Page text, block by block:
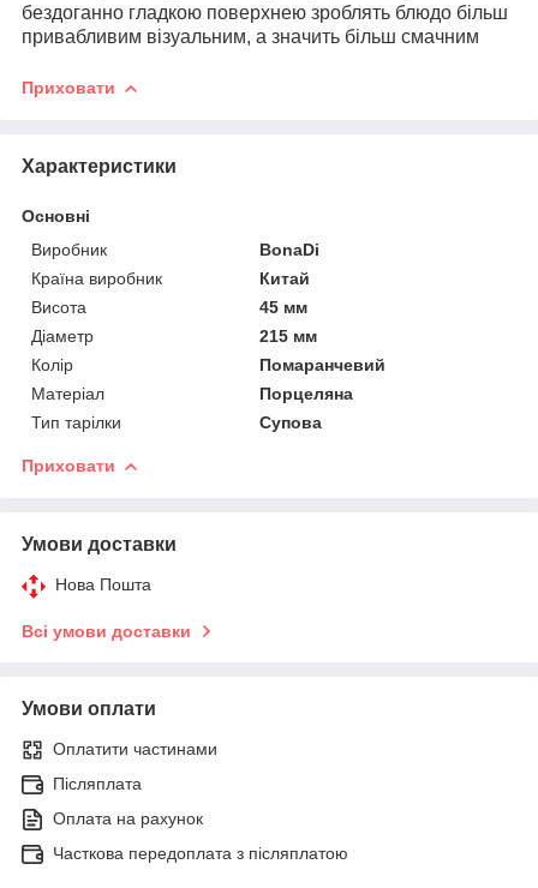
бездоганно гладкою поверхнею зроблять блюдо більш
привабливим візуальним, а значить більш смачним
Приховати
Характеристики
Основні
Виробник
BonaDi
Країна виробник
Китай
Висота
45 мм
Діаметр
215 мм
Колір
Помаранчевий
Матеріал
Порцеляна
Тип тарілки
Супова
Приховати
Умови доставки
Нова Пошта
Всі умови доставки
Умови оплати
Оплатити частинами
Післяплата
Оплата на рахунок
Часткова передоплата з післяплатою